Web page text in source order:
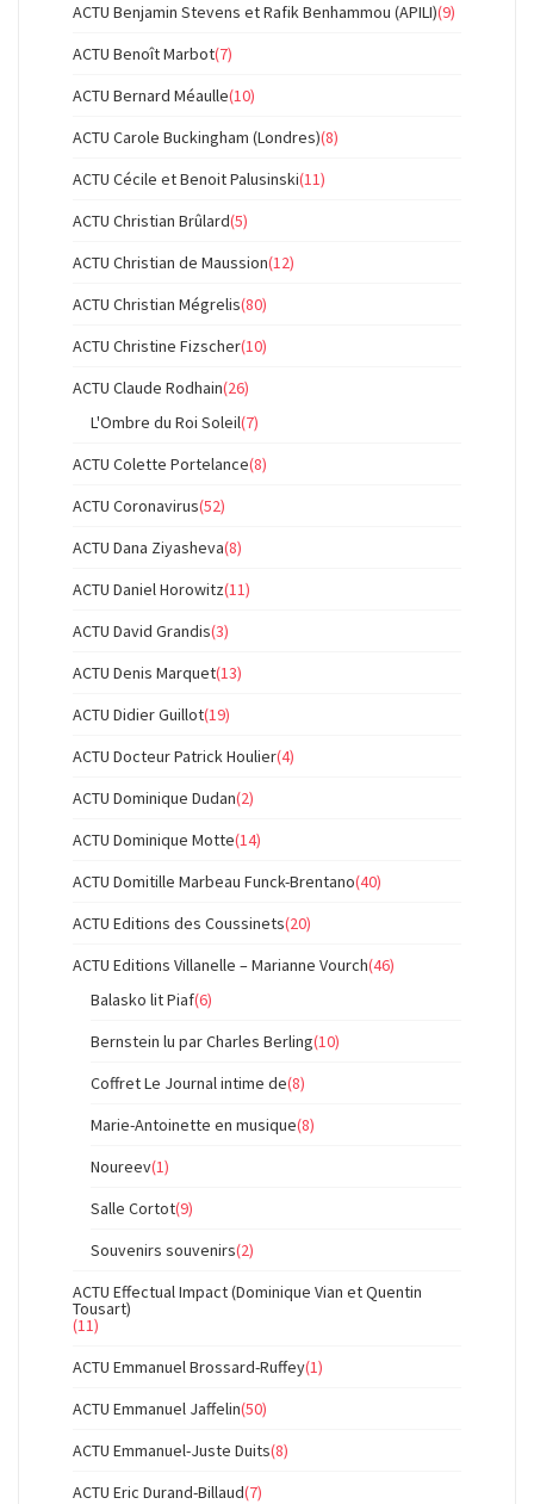
ACTU Benjamin Stevens et Rafik Benhammou (APILI)(9)
ACTU Benoît Marbot(7)
ACTU Bernard Méaulle(10)
ACTU Carole Buckingham (Londres)(8)
ACTU Cécile et Benoit Palusinski(11)
ACTU Christian Brûlard(5)
ACTU Christian de Maussion(12)
ACTU Christian Mégrelis(80)
ACTU Christine Fizscher(10)
ACTU Claude Rodhain(26)
L'Ombre du Roi Soleil(7)
ACTU Colette Portelance(8)
ACTU Coronavirus(52)
ACTU Dana Ziyasheva(8)
ACTU Daniel Horowitz(11)
ACTU David Grandis(3)
ACTU Denis Marquet(13)
ACTU Didier Guillot(19)
ACTU Docteur Patrick Houlier(4)
ACTU Dominique Dudan(2)
ACTU Dominique Motte(14)
ACTU Domitille Marbeau Funck-Brentano(40)
ACTU Editions des Coussinets(20)
ACTU Editions Villanelle – Marianne Vourch(46)
Balasko lit Piaf(6)
Bernstein lu par Charles Berling(10)
Coffret Le Journal intime de(8)
Marie-Antoinette en musique(8)
Noureev(1)
Salle Cortot(9)
Souvenirs souvenirs(2)
ACTU Effectual Impact (Dominique Vian et Quentin
Tousart)
(11)
ACTU Emmanuel Brossard-Ruffey(1)
ACTU Emmanuel Jaffelin(50)
ACTU Emmanuel-Juste Duits(8)
ACTU Eric Durand-Billaud(7)